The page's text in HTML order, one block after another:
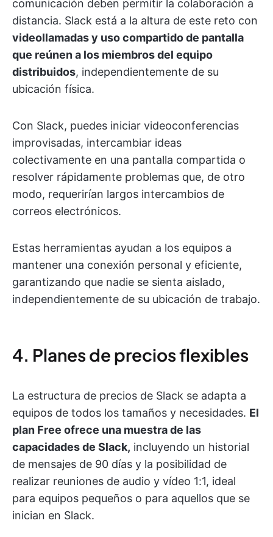
comunicación deben permitir la colaboración a
distancia. Slack está a la altura de este reto con
videollamadas y uso compartido de pantalla
que reúnen a los miembros del equipo
distribuidos, independientemente de su
ubicación física.
Con Slack, puedes iniciar videoconferencias
improvisadas, intercambiar ideas
colectivamente en una pantalla compartida o
resolver rápidamente problemas que, de otro
modo, requerirían largos intercambios de
correos electrónicos.
Estas herramientas ayudan a los equipos a
mantener una conexión personal y eficiente,
garantizando que nadie se sienta aislado,
independientemente de su ubicación de trabajo.
4. Planes de precios flexibles
La estructura de precios de Slack se adapta a
equipos de todos los tamaños y necesidades. El
plan Free ofrece una muestra de las
capacidades de Slack, incluyendo un historial
de mensajes de 90 días y la posibilidad de
realizar reuniones de audio y vídeo 1:1, ideal
para equipos pequeños o para aquellos que se
inician en Slack.